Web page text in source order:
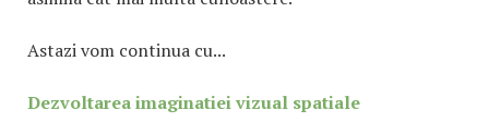
Astazi vom continua cu...
Dezvoltarea imaginatiei vizual spatiale